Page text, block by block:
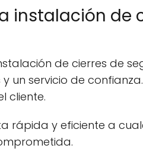
instalación de
de cierres de
y un servicio de
cliente.
rápida y eficiente a